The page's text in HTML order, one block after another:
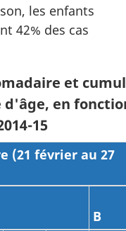
les enfants
42% des cas
et
en
15
(21 février au 27
B